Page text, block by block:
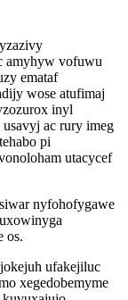
amyhyw vofuwu
emataf
wose atufimaj
inyl
ac rury imeg
pi
utacycef
nyfohofygawe
os.
ufakejiluc
xegedobemyme